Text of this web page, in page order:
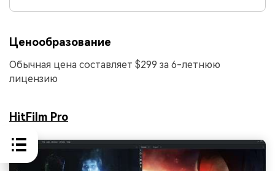
Ценообразование
Обычная цена составляет $299 за 6-летнюю
лицензию
HitFilm Pro